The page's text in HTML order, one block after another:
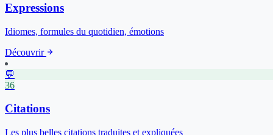
Expressions
Idiomes, formules du quotidien, émotions
Découvrir
💬
36
Citations
Les plus belles citations traduites et expliquées